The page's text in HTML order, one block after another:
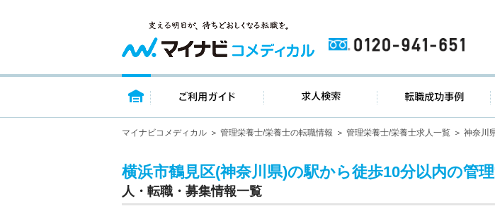
トップページ ご利用ガイド 求人検索
マイナビコメディカル 管理栄養士/栄養士の転職情報 管理栄養士/栄養士求人一覧 神奈川
横浜市鶴見区(神奈川県)の駅から徒歩10分以内の管
人・転職・募集情報一覧